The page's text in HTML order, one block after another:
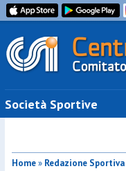
Società Sportive
Home» Redazione Sportiva